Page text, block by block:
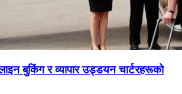
बुकिंग र व्यापार उड्डयन चार्टरहरूको